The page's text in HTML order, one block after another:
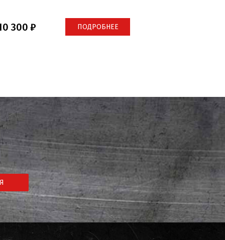
300 ПОДРОБНЕЕ